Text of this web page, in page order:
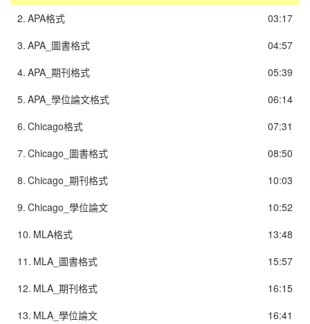
03:17
2. APA格式
04:57
3. APA_圖書格式
05:39
4. APA_期刊格式
06:14
5. APA_學位論文格式
07:31
6. Chicago格式
08:50
7. Chicago_圖書格式
10:03
8. Chicago_期刊格式
10:52
9. Chicago_學位論文
13:48
10. MLA格式
15:57
11. MLA_圖書格式
16:15
12. MLA_期刊格式
16:41
13. MLA_學位論文